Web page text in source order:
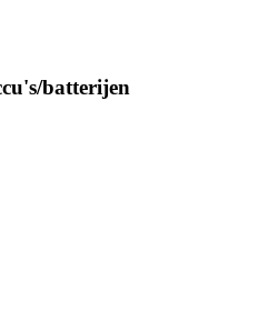
batterijen